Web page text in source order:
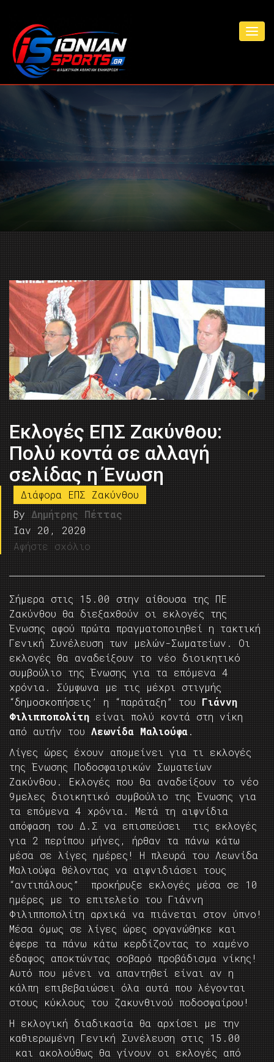
Εκλογές ΕΠΣ Ζακύνθου:
Πολύ κοντά σε αλλαγή
σελίδας η Ένωση
Διάφορα ΕΠΣ Ζακύνθου
By Δημήτρης Πέττας
Ιαν 20, 2020
Αφήστε σχόλιο
Σήμερα στις 15.00 στην αίθουσα της ΠΕ
Ζακύνθου θα διεξαχθούν οι εκλογές της
Ένωσης αφού πρώτα πραγματοποιηθεί η τακτική
Γενική Συνέλευση των μελών-Σωματείων. Οι
εκλογές θα αναδείξουν το νέο διοικητικό
συμβούλιο της Ένωσης για τα επόμενα 4
χρόνια. Σύμφωνα με τις μέχρι στιγμής
“δημοσκοπήσεις’ η “παράταξη” του Γιάννη
Φιλιπποπολίτη είναι πολύ κοντά στη νίκη
από αυτήν του Λεωνίδα Μαλιούφα.
Λίγες ώρες έχουν απομείνει για τι εκλογές
της Ένωσης Ποδοσφαιρικών Σωματείων
Ζακύνθου. Εκλογές που θα αναδείξουν το νέο
9μελες διοικητικό συμβούλιο της Ένωσης για
τα επόμενα 4 χρόνια. Μετά τη αιφνίδια
απόφαση του Δ.Σ να επισπεύσει τις εκλογές
για 2 περίπου μήνες, ήρθαν τα πάνω κάτω
μέσα σε λίγες ημέρες! Η πλευρά του Λεωνίδα
Μαλιούφα θέλοντας να αιφνιδιάσει τους
“αντιπάλους” προκήρυξε εκλογές μέσα σε 10
ημέρες με το επιτελείο του Γιάννη
Φιλιπποπολίτη αρχικά να πιάνεται στον ύπνο!
Μέσα όμως σε λίγες ώρες οργανώθηκε και
έφερε τα πάνω κάτω κερδίζοντας το χαμένο
έδαφος αποκτώντας σοβαρό προβάδισμα νίκης!
Αυτό που μένει να απαντηθεί είναι αν η
κάλπη επιβεβαιώσει όλα αυτά που λέγονται
στους κύκλους του ζακυνθινού ποδοσφαίρου!
Η εκλογική διαδικασία θα αρχίσει με την
καθιερωμένη Γενική Συνέλευση στις 15.00
και ακολούθως θα γίνουν οι εκλογές από